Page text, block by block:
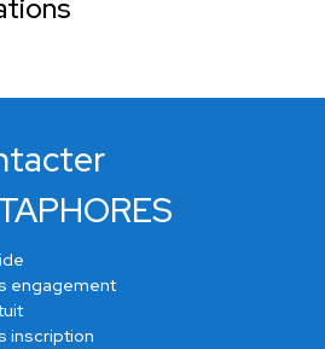
engagement
inscription